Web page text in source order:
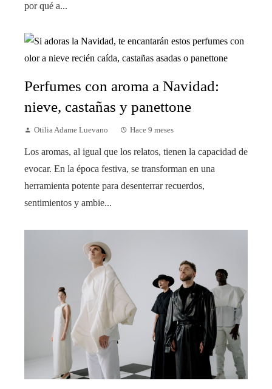
por qué a...
Perfumes con aroma a Navidad:
nieve, castañas y panettone
Otilia Adame Luevano Hace 9 meses
Los aromas, al igual que los relatos, tienen la capacidad de
evocar. En la época festiva, se transforman en una
herramienta potente para desenterrar recuerdos,
sentimientos y ambie...